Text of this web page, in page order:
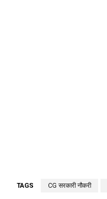
TAGS CG सरकारी नौकरी